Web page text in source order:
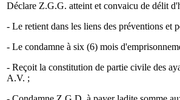
Déclare Z.G.G. atteint et convaicu de délit
- Le retient dans les liens des préventions et
- Le condamne à six (6) mois
- Reçoit la constitution de partie civile des
A.V. ;